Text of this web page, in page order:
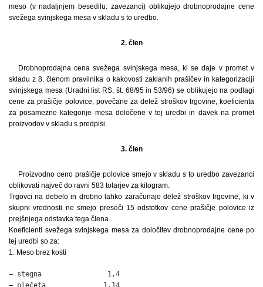
meso (v nadaljnjem besedilu: zavezanci) oblikujejo drobnoprodajne cene
svežega svinjskega mesa v skladu s to uredbo.
2. člen
Drobnoprodajna cena svežega svinjskega mesa, ki se daje v promet v
skladu z 8. členom pravilnika o kakovosti zaklanih prašičev in kategorizaciji
svinjskega mesa (Uradni list RS, št. 68/95 in 53/96) se oblikujejo na podlagi
cene za prašičje polovice, povečane za delež stroškov trgovine, koeficienta
za posamezne kategorije mesa določene v tej uredbi in davek na promet
proizvodov v skladu s predpisi.
3. člen
Proizvodno ceno prašičje polovice smejo v skladu s to uredbo zavezanci
oblikovati največ do ravni 583 tolarjev za kilogram.
Trgovci na debelo in drobno lahko zaračunajo delež stroškov trgovine, ki v
skupni vrednosti ne smejo preseči 15 odstotkov cene prašičje polovice iz
prejšnjega odstavka tega člena.
Koeficienti svežega svinjskega mesa za določitev drobnoprodajne cene po
tej uredbi so za:
1. Meso brez kosti
– stegna                1,4
– plečeta              1,14